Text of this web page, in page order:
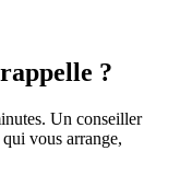
?
Un conseiller
vous arrange,